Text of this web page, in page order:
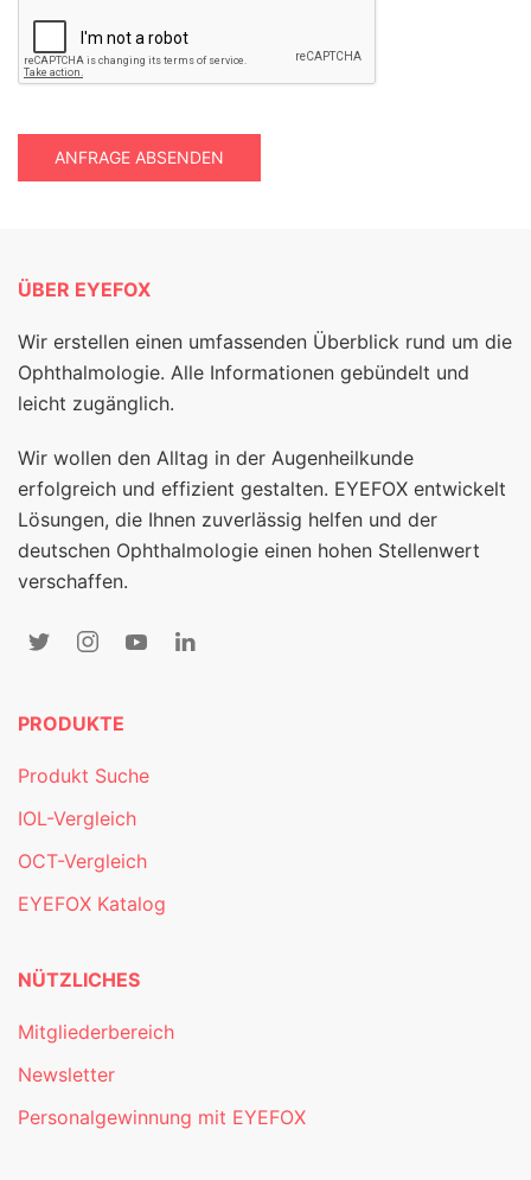
ANFRAGE ABSENDEN
ÜBER EYEFOX
Wir erstellen einen umfassenden Überblick rund um die
Ophthalmologie. Alle Informationen gebündelt und
leicht zugänglich.
Wir wollen den Alltag in der Augenheilkunde
erfolgreich und effizient gestalten. EYEFOX entwickelt
Lösungen, die Ihnen zuverlässig helfen und der
deutschen Ophthalmologie einen hohen Stellenwert
verschaffen.
PRODUKTE
Produkt Suche
IOL-Vergleich
OCT-Vergleich
EYEFOX Katalog
NÜTZLICHES
Mitgliederbereich
Newsletter
Personalgewinnung mit EYEFOX